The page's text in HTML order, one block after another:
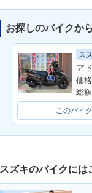
お探しのバイクか
ス
価
総
このバイ
スズキのバイクに